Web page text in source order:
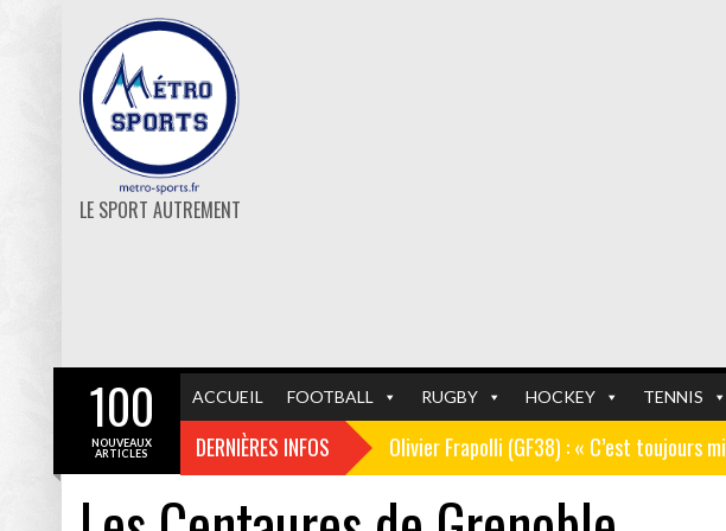
LE SPORT AUTREMENT
ACCUEIL FOOTBALL RUGBY HOCKEY TENNIS
DERNIÈRES INFOS Olivier Frapolli (GF38) : « C’est toujours
Christophe Pélissier (ex AJ Auxerre) : «
100
NOUVEAUX
ARTICLES
FOOTBALL